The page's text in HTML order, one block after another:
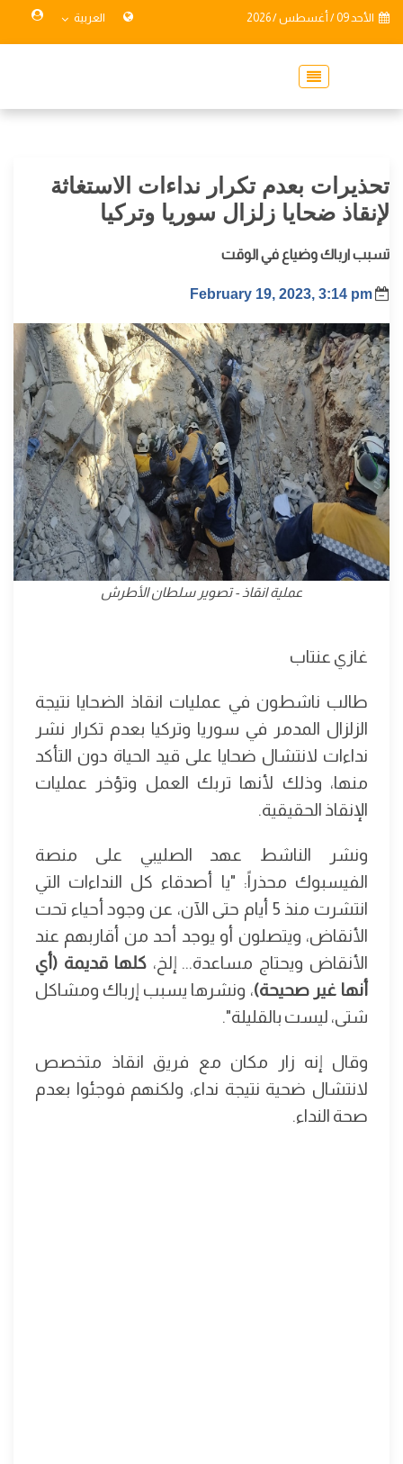
الأحد 09 / أغسطس / 2026 العربية
تحذيرات بعدم تكرار نداءات الاستغاثة
لإنقاذ ضحايا زلزال سوريا وتركيا
تسبب ارباك وضياع في الوقت
February 19, 2023, 3:14 pm
عملية انقاذ - تصوير سلطان الأطرش
غازي عنتاب
طالب ناشطون في عمليات انقاذ الضحايا نتيجة
الزلزال المدمر في سوريا وتركيا بعدم تكرار نشر
نداءات لانتشال ضحايا على قيد الحياة دون التأكد
منها، وذلك لأنها تربك العمل وتؤخر عمليات
الإنقاذ الحقيقية.
ونشر الناشط عهد الصليبي على منصة
الفيسبوك محذراً: "يا أصدقاء كل النداءات التي
انتشرت منذ 5 أيام حتى الآن، عن وجود أحياء تحت
الأنقاض، ويتصلون أو يوجد أحد من أقاربهم عند
الأنقاض ويحتاج مساعدة... إلخ،كلها قديمة (أي
أنها غير صحيحة)، ونشرها يسبب إرباك ومشاكل
شتى، ليست بالقليلة".
وقال إنه زار مكان مع فريق انقاذ متخصص
لانتشال ضحية نتيجة نداء، ولكنهم فوجئوا بعدم
صحة النداء.